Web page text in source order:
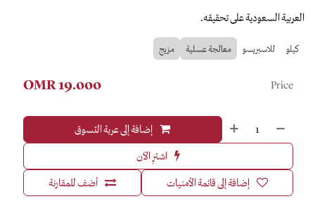
العربية السعودية على تحقيقه.
كيلو للاسبريسو معالجة عسلية مزيج
إضافة إلى عربة التسوق
اشترِ الآن
أضف للمقارنة إضافة إلى قائمة الأمنيات
Price
19.000